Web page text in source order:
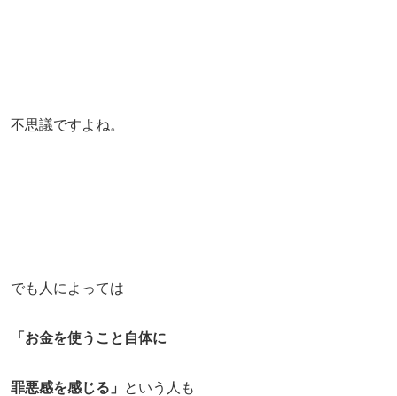
不思議ですよね。
でも人によっては
「お金を使うこと自体に
罪悪感を感じる」 という人も